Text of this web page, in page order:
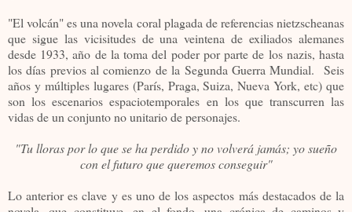
"El volcán" es una novela coral plagada de referencias nietzscheanas
que sigue las vicisitudes de una veintena de exiliados alemanes
desde 1933, año de la toma del poder por parte de los nazis, hasta
los días previos al comienzo de la Segunda Guerra Mundial. Seis
años y múltiples lugares (París, Praga, Suiza, Nueva York, etc) que
son los escenarios espaciotemporales en los que transcurren las
vidas de un conjunto no unitario de personajes.
"Tu lloras por lo que se ha perdido y no volverá jamás; yo sueño
con el futuro que queremos conseguir"
Lo anterior es clave y es uno de los aspectos más destacados de la